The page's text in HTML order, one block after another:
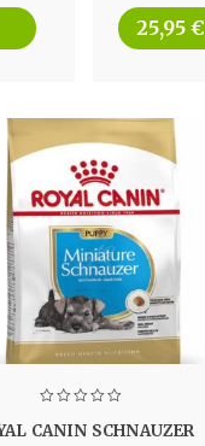
25,95 €
CANIN SCHNAUZER